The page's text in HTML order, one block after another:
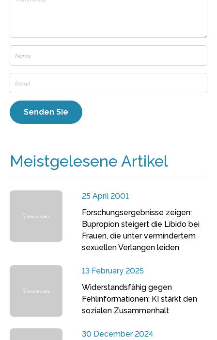
Meistgelesene Artikel
25 April 2001
Forschungsergebnisse zeigen:
Bupropion steigert die Libido bei
Frauen, die unter vermindertem
sexuellen Verlangen leiden
13 February 2025
Widerstandsfähig gegen
Fehlinformationen: KI stärkt den
sozialen Zusammenhalt
30 December 2024